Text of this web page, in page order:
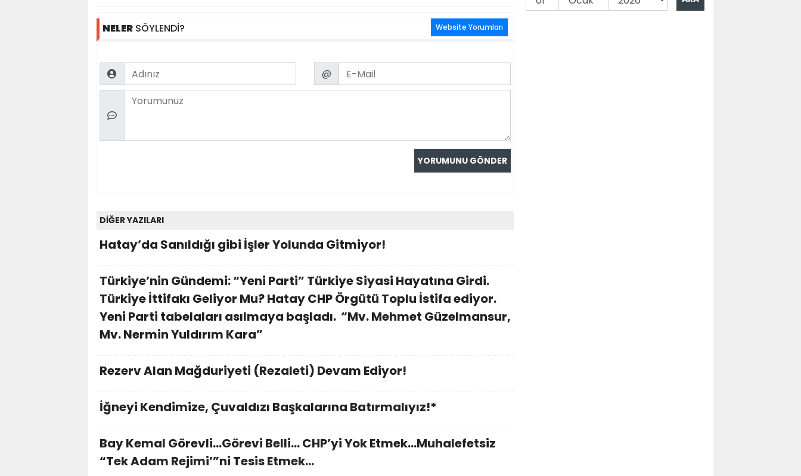
NELER SÖYLENDİ? Website Yorumları
Name Email
@
Comment
DİĞER YAZILARI
Hatay’da Sanıldığı gibi İşler Yolunda Gitmiyor!
Türkiye’nin Gündemi: “Yeni Parti” Türkiye Siyasi Hayatına Girdi.
Türkiye İttifakı Geliyor Mu? Hatay CHP Örgütü Toplu İstifa ediyor.
Yeni Parti tabelaları asılmaya başladı. “Mv. Mehmet Güzelmansur,
Mv. Nermin Yuldırım Kara”
Rezerv Alan Mağduriyeti (Rezaleti) Devam Ediyor!
İğneyi Kendimize, Çuvaldızı Başkalarına Batırmalıyız!*
Bay Kemal Görevli...Görevi Belli... CHP’yi Yok Etmek...Muhalefetsiz
“Tek Adam Rejimi’”ni Tesis Etmek...